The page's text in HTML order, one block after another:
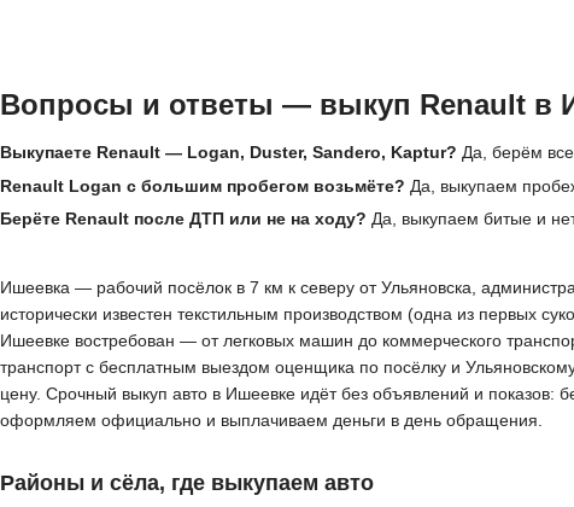
Вопросы и ответы — выкуп Renault в
Выкупаете Renault — Logan, Duster, Sandero, Kaptur? Да, берём
Renault Logan с большим пробегом возьмёте? Да, выкупаем
Берёте Renault после ДТП или не на ходу? Да, выкупаем битые и
Ишеевка — рабочий посёлок в 7 км к северу от Ульяновска,
исторически известен текстильным производством (одна из первых
Ишеевке востребован — от легковых машин до коммерческого
транспорт с бесплатным выездом оценщика по посёлку и
цену. Срочный выкуп авто в Ишеевке идёт без объявлений и показов:
оформляем официально и выплачиваем деньги в день обращения.
Районы и сёла, где выкупаем авто